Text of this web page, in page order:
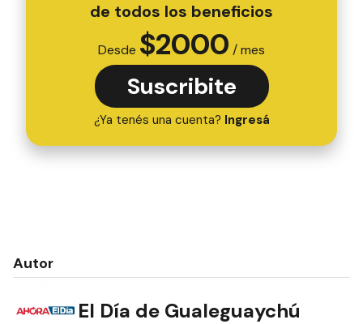
de todos los beneficios
Desde $2000 / mes
Suscribite
¿Ya tenés una cuenta? Ingresá
Autor
El Día de Gualeguaychú